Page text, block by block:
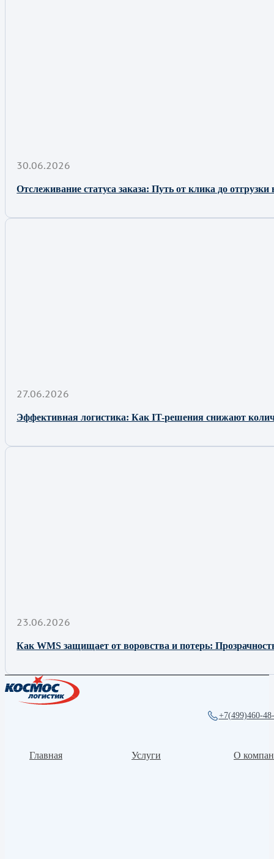
30.06.2026
Отслеживание статуса заказа: Путь от клика до
27.06.2026
Эффективная логистика: Как IT-решения снижают
23.06.2026
Как WMS защищает от воровства и потерь:
+7(499)460-
Главная Услуги О